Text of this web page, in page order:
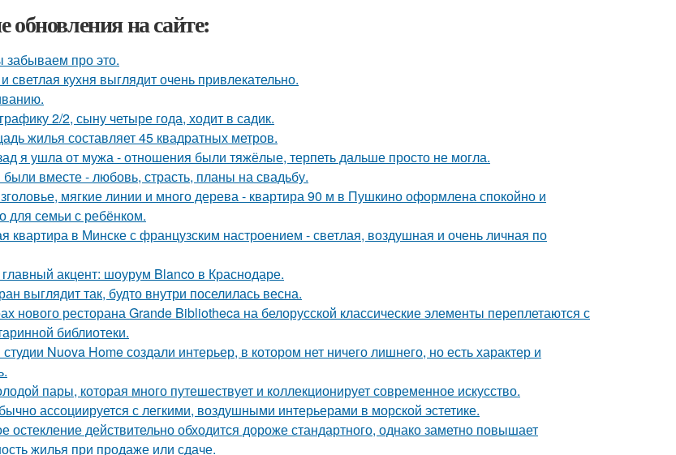
обновления на сайте:
забываем про это.
светлая кухня выглядит очень привлекательно.
2/2, сыну четыре года, ходит в садик.
жилья составляет 45 квадратных метров.
я ушла от мужа - отношения были тяжёлые, терпеть дальше просто не могла.
вместе - любовь, страсть, планы на свадьбу.
мягкие линии и много дерева - квартира 90 м в Пушкино оформлена спокойно и
для семьи с ребёнком.
квартира в Минске с французским настроением - светлая, воздушная и очень личная по
главный акцент: шоурум Blanco в Краснодаре.
выглядит так, будто внутри поселилась весна.
нового ресторана Grande Bibliotheca на белорусской классические элементы переплетаются с
библиотеки.
Nuova Home создали интерьер, в котором нет ничего лишнего, но есть характер и
пары, которая много путешествует и коллекционирует современное искусство.
ассоциируется с легкими, воздушными интерьерами в морской эстетике.
остекление действительно обходится дороже стандартного, однако заметно повышает
жилья при продаже или сдаче.